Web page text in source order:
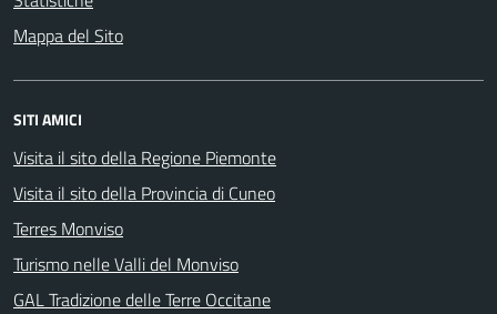
Mappa del Sito
SITI AMICI
Visita il sito della Regione Piemonte
Visita il sito della Provincia di Cuneo
Terres Monviso
Turismo nelle Valli del Monviso
GAL Tradizione delle Terre Occitane